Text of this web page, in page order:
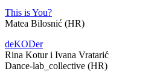
This is You?
Matea Bilosnić (HR)
deKODer
Rina Kotur i Ivana Vratarić
Dance-lab_collective (HR)